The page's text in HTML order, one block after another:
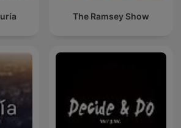
The Ramsey Show